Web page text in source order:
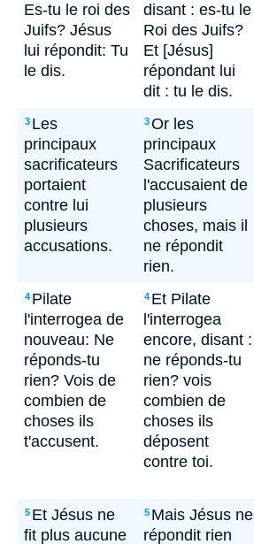
Es-tu le roi des
Juifs? Jésus
lui répondit: Tu
le dis.
disant : es-tu le
Roi des Juifs?
Et [Jésus]
répondant lui
dit : tu le dis.
3 Les
principaux
sacrificateurs
portaient
contre lui
plusieurs
accusations.
3Or les
principaux
Sacrificateurs
l'accusaient de
plusieurs
choses, mais il
ne répondit
rien.
4 Pilate
l'interrogea de
nouveau: Ne
réponds-tu
rien? Vois de
combien de
choses ils
t'accusent.
4 Et Pilate
l'interrogea
encore, disant :
ne réponds-tu
rien? vois
combien de
choses ils
déposent
contre toi.
5 Et Jésus ne
fit plus aucune
5 Mais Jésus ne
répondit rien